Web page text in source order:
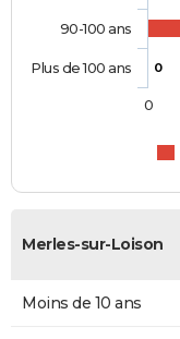
0
90-100 ans
Plus de 100 ans
0
Merles-sur-Loison
Moins de 10 ans